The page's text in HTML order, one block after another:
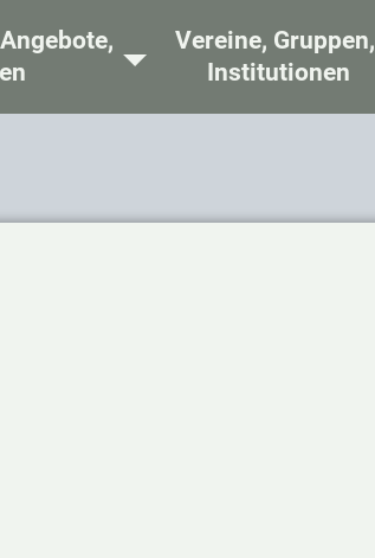
Vereine, Gruppen,
Institutionen